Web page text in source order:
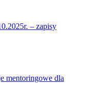
– zapisy
mentoringowe dla